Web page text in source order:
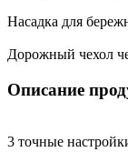
Насадка для
Дорожный чехол
Описание
3 точные